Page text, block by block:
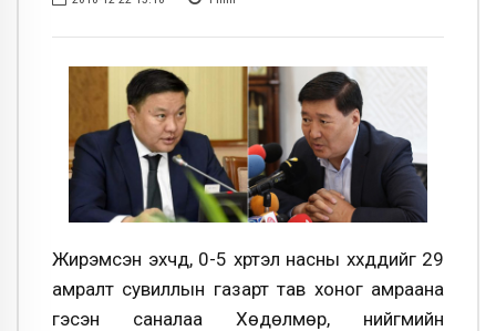
Жирэмсэн эхчүүд, 0-5 хүртэл насны хүүхдүүдийг 29
амралт сувиллын газарт тав хоног амраана
гэсэн саналаа Хөдөлмөр, нийгмийн